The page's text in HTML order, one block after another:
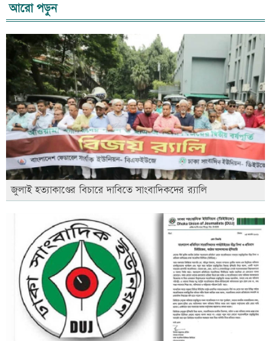
আরো পড়ুন
জুলাই হত্যাকাণ্ডের বিচারে দাবিতে সাংবাদিকদের র‍্যালি